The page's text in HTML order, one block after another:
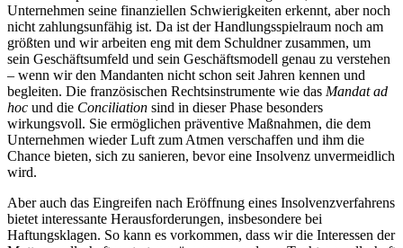
Unternehmen seine finanziellen Schwierigkeiten erkennt, aber noch
nicht zahlungsunfähig ist. Da ist der Handlungsspielraum noch am
größten und wir arbeiten eng mit dem Schuldner zusammen, um
sein Geschäftsumfeld und sein Geschäftsmodell genau zu verstehen
– wenn wir den Mandanten nicht schon seit Jahren kennen und
begleiten. Die französischen Rechtsinstrumente wie das Mandat ad
hoc und die Conciliation sind in dieser Phase besonders
wirkungsvoll. Sie ermöglichen präventive Maßnahmen, die dem
Unternehmen wieder Luft zum Atmen verschaffen und ihm die
Chance bieten, sich zu sanieren, bevor eine Insolvenz unvermeidlich
wird.
Aber auch das Eingreifen nach Eröffnung eines Insolvenzverfahrens
bietet interessante Herausforderungen, insbesondere bei
Haftungsklagen. So kann es vorkommen, dass wir die Interessen der